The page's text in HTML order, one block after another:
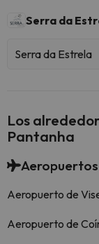
Serra da
Serra da Estrela
Los
Pantanha
Aeropuerto de
Aeropuerto de